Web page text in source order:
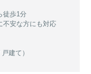
徒歩1分
不安な方にも対応
建て）